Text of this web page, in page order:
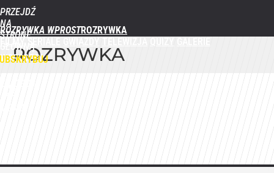
PRZEJDŹ
NA
STRONĘ
GŁÓWNĄ
WPROST.PL
ROZRYWKA WPROST
ROZRYWKA